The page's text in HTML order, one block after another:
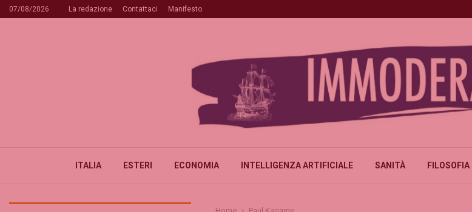
07/08/2026 La redazione Contattaci Manifesto
ITALIA ESTERI ECONOMIA INTELLIGENZA ARTIFICIALE SANITÀ FILOSOFIA